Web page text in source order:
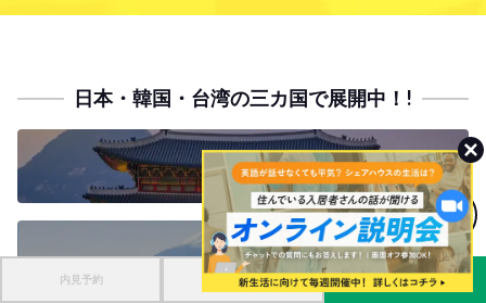
内見予約 入居申し込み お問い合わせ
MENU
日本・韓国・台湾の三カ国で展開中！!
KOREA
JAPAN